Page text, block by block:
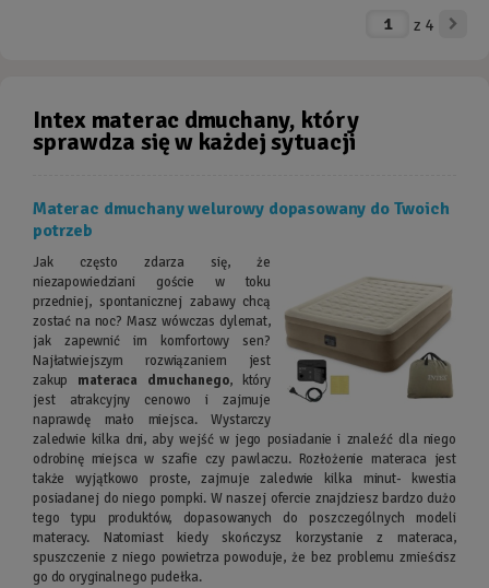
z 4
Intex materac dmuchany, który
sprawdza się w każdej sytuacji
Materac dmuchany welurowy dopasowany do Twoich
potrzeb
Jak często zdarza się, że
niezapowiedziani goście w toku
przedniej, spontanicznej zabawy chcą
zostać na noc? Masz wówczas dylemat,
jak zapewnić im komfortowy sen?
Najłatwiejszym rozwiązaniem jest
zakup materaca dmuchanego, który
jest atrakcyjny cenowo i zajmuje
naprawdę mało miejsca. Wystarczy
zaledwie kilka dni, aby wejść w jego posiadanie i znaleźć dla niego
odrobinę miejsca w szafie czy pawlaczu. Rozłożenie materaca jest
także wyjątkowo proste, zajmuje zaledwie kilka minut- kwestia
posiadanej do niego pompki. W naszej ofercie znajdziesz bardzo dużo
tego typu produktów, dopasowanych do poszczególnych modeli
materacy. Natomiast kiedy skończysz korzystanie z materaca,
spuszczenie z niego powietrza powoduje, że bez problemu zmieścisz
go do oryginalnego pudełka.